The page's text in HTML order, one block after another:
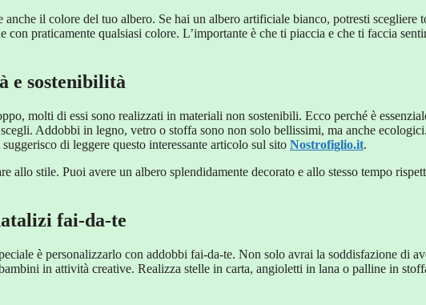
il colore del tuo albero. Se hai un albero artificiale bianco, potresti scegliere
praticamente qualsiasi colore. L’importante è che ti piaccia e che ti faccia
e sostenibilità
molti di essi sono realizzati in materiali non sostenibili. Ecco perché è
Addobbi in legno, vetro o stoffa sono non solo bellissimi, ma anche
suggerisco di leggere questo interessante articolo sul sito Nostrofiglio.it.
allo stile. Puoi avere un albero splendidamente decorato e allo stesso tempo
fai-da-te
è personalizzarlo con addobbi fai-da-te. Non solo avrai la soddisfazione di
in attività creative. Realizza stelle in carta, angioletti in lana o palline in